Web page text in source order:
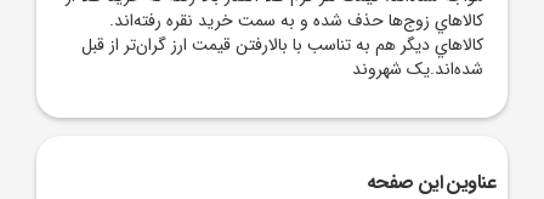
کالاهاي زوج‌ها حذف شده و به سمت خريد نقره رفته‌اند.
کالاهاي ديگر هم به تناسب با بالارفتن قيمت ارز گران‌تر از قبل
شده‌اند.يک شهروند
عناوین این صفحه